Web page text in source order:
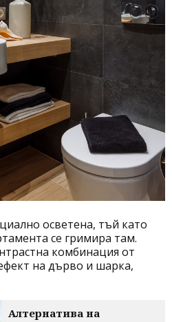
осветена, тъй като
се гримира там.
комбинация от
на дърво и шарка,
Алтернатива на